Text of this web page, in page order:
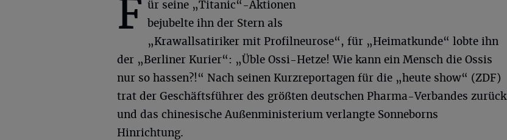
F ür seine „Titanic“-Aktionen
bejubelte ihn der Stern als
„Krawallsatiriker mit Profilneurose“, für „Heimatkunde“ lobte ihn
der „Berliner Kurier“: „Üble Ossi-Hetze! Wie kann ein Mensch die Ossis
nur so hassen?!“ Nach seinen Kurzreportagen für die „heute show“ (ZDF)
trat der Geschäftsführer des größten deutschen Pharma-Verbandes zurück
und das chinesische Außenministerium verlangte Sonneborns
Hinrichtung.